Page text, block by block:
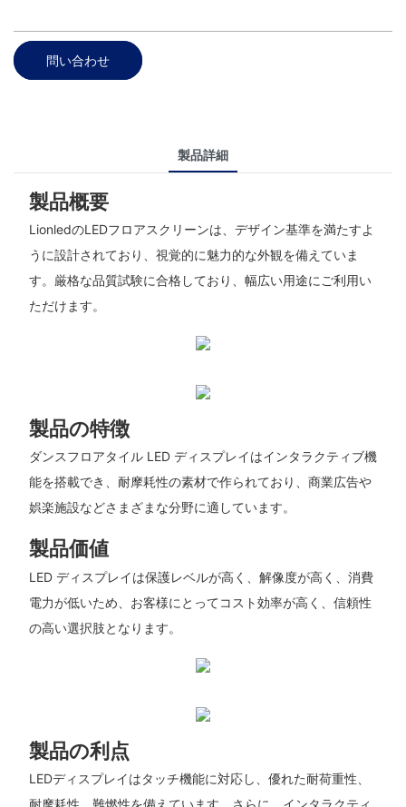
問い合わせ
製品詳細
製品概要
LionledのLEDフロアスクリーンは、デザイン基準を満たすよ
うに設計されており、視覚的に魅力的な外観を備えていま
す。厳格な品質試験に合格しており、幅広い用途にご利用い
ただけます。
製品の特徴
ダンスフロアタイル LED ディスプレイはインタラクティブ機
能を搭載でき、耐摩耗性の素材で作られており、商業広告や
娯楽施設などさまざまな分野に適しています。
製品価値
LED ディスプレイは保護レベルが高く、解像度が高く、消費
電力が低いため、お客様にとってコスト効率が高く、信頼性
の高い選択肢となります。
製品の利点
LEDディスプレイはタッチ機能に対応し、優れた耐荷重性、